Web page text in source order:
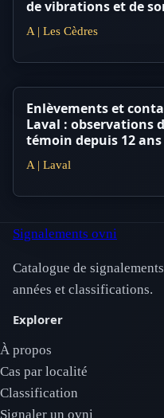
de vibrations et de
A | Les Cèdres
Enlèvements et
Laval : observations
témoin depuis 12 ans
A | Laval
Signalements ovni
Catalogue de
années et classifications.
Explorer
À propos
Cas par localité
Classification
Signaler un ovni